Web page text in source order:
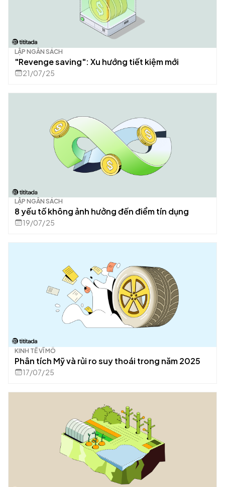
LẬP NGÂN SÁCH
"Revenge saving": Xu hướng tiết kiệm mới
21/07/25
LẬP NGÂN SÁCH
8 yếu tố không ảnh hưởng đến điểm tín dụng
19/07/25
KINH TẾ VĨ MÔ
Phân tích Mỹ và rủi ro suy thoái trong năm 2025
17/07/25